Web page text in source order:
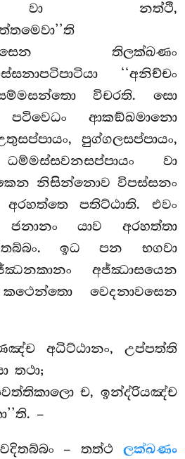
වා නත්ථි,
තිලක්ඛණං
‘‘අනිච්චං
සම්මසන්තො විචරති. සො
පටිවෙධං ආකඞ්ඛමානො
පුග්ගලසප්පායං,
වා
නිසින්නොව විපස්සනං
අරහත්තෙ පතිට්ඨාති. එවං
යාව අරහත්තා
ඉධ පන භගවා
අජ්ඣාසයෙන
වෙදනාවසෙන
අධිට්ඨානං, උප්පත්ති
තථා;
ච, ඉන්ද්රියඤ්ච
–
– තත්ථ ලක්ඛණං